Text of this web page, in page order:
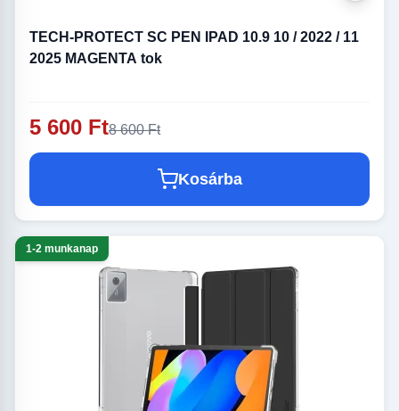
TECH-PROTECT SC PEN IPAD 10.9 10 / 2022 / 11
2025 MAGENTA tok
5 600 Ft8 600 Ft
Kosárba
1-2 munkanap